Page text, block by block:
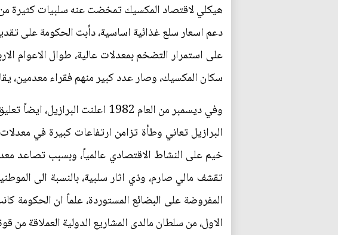
هيكلي لاقتصاد المكسيك تمخضت عنه سلبيات كثيرة
دعم اسعار سلع غذائية اساسية، دأبت الحكومة على
سكان المكسيك، وصار عدد كبير منهم فقراء معدمين،
وفي ديسمبر من العام 1982
البرازيل تعاني وطأة تزامن ارتفاعات كبيرة في
خيم على النشاط الاقتصادي عالمياً، وبسبب تصاعد
تقشف مالي صارم، وذي اثار سلبية، بالنسبة الى
المفروضة على البضائع المستوردة، علماً ان الحكومة
الاول، من سلطان مالدى المشاريع الدولية العملاقة من